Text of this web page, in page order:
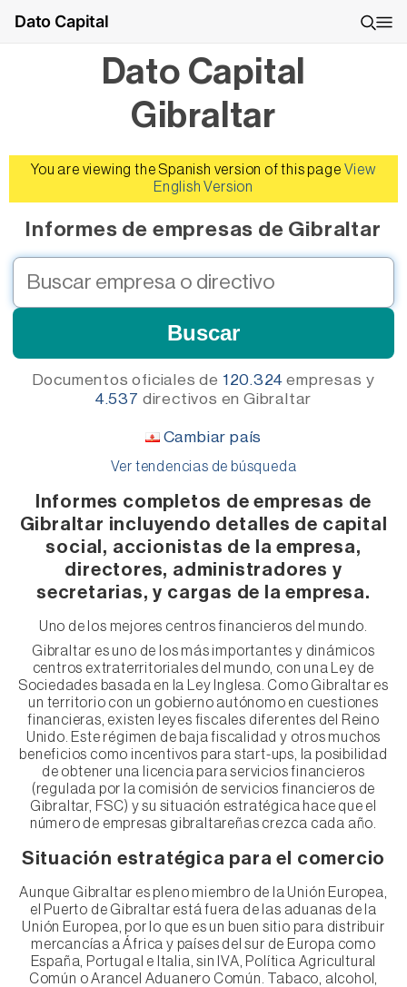
Dato Capital
Dato Capital
Gibraltar
You are viewing the Spanish version of this page View
English Version
Informes de empresas de Gibraltar
Documentos oficiales de 120.324 empresas y
4.537 directivos en Gibraltar
Cambiar país
Ver tendencias de búsqueda
Informes completos de empresas de
Gibraltar incluyendo detalles de capital
social, accionistas de la empresa,
directores, administradores y
secretarias, y cargas de la empresa.
Uno de los mejores centros financieros del mundo.
Gibraltar es uno de los más importantes y dinámicos
centros extraterritoriales del mundo, con una Ley de
Sociedades basada en la Ley Inglesa. Como Gibraltar es
un territorio con un gobierno autónomo en cuestiones
financieras, existen leyes fiscales diferentes del Reino
Unido. Este régimen de baja fiscalidad y otros muchos
beneficios como incentivos para start-ups, la posibilidad
de obtener una licencia para servicios financieros
(regulada por la comisión de servicios financieros de
Gibraltar, FSC) y su situación estratégica hace que el
número de empresas gibraltareñas crezca cada año.
Situación estratégica para el comercio
Aunque Gibraltar es pleno miembro de la Unión Europea,
el Puerto de Gibraltar está fuera de las aduanas de la
Unión Europea, por lo que es un buen sitio para distribuir
mercancías a África y países del sur de Europa como
España, Portugal e Italia, sin IVA, Política Agricultural
Común o Arancel Aduanero Común. Tabaco, alcohol,